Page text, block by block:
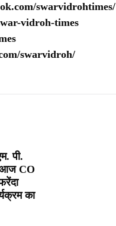
swarvidrohtimes/
vidroh-times
swarvidroh/
पी.
आज CO
का